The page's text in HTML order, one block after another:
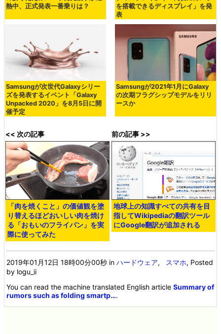
熱中、正式発表一番乗りは？
を搭載できるディスプレイ」を発
表
Samsungが次世代Galaxyシリー
ズを発表するイベント「Galaxy
Unpacked 2020」を8月5日に開
催予定
Samsungが2021年1月にGalaxy
の次期フラグシップモデルをリリ
ースか
<< 次の記事
「肉を焼くこと」の価値観を塗
り替えるほどおいしい肉を焼け
る「おもいのフライパン」を実
際に使ってみた
前の記事 >>
地球上の知識すべての共有を目
指してWikipediaの翻訳ツール
にGoogle翻訳が追加される
2019年01月12日 18時00分00秒 inハードウェア, スマホ, Posted
by logu_ii
You can read the machine translated English articleSummary of
rumors such as folding smartp….